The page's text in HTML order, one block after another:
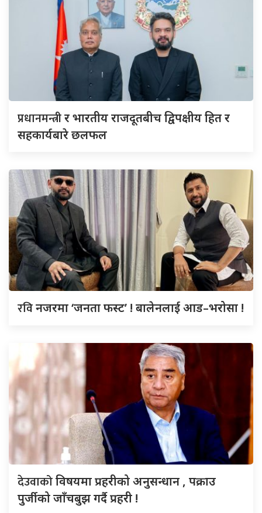
प्रधानमन्त्रीर भारतीय राजदूतबीच द्विपक्षीय हित र
सहकार्यबारे छलफल
रविनजरमा ‘जनता फस्ट’ ! बालेनलाई आड–भरोसा !
देउवाकोविषयमा प्रहरीको अनुसन्धान , पक्राउ
पुर्जीको जाँचबुझ गर्दै प्रहरी !